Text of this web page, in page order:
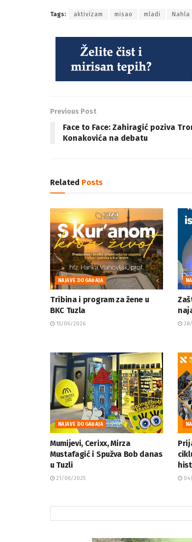
Tags: aktivizam misao mladi Nahla
Previous Post
Face to Face: Zahiragić poziva
Konakovića na debatu
Related Posts
NAJAVE DOGAĐAJA
Tribina i program za žene u
BKC Tuzla
15/06/2026
NAJAVE DOGAĐAJA
Mumijevi, Cerixx, Mirza
Mustafagić i Spužva Bob danas
u Tuzli
21/06/2025 04/